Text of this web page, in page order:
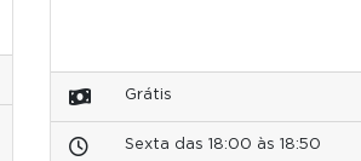
Grátis
Sexta das 18:00 às 18:50